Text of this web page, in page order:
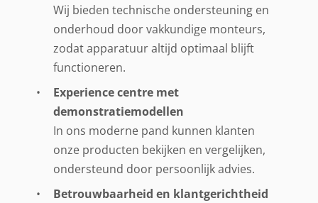
Wij bieden technische ondersteuning en
onderhoud door vakkundige monteurs,
zodat apparatuur altijd optimaal blijft
functioneren.
Experience centre met
demonstratiemodellen
In ons moderne pand kunnen klanten
onze producten bekijken en vergelijken,
ondersteund door persoonlijk advies.
Betrouwbaarheid en klantgerichtheid